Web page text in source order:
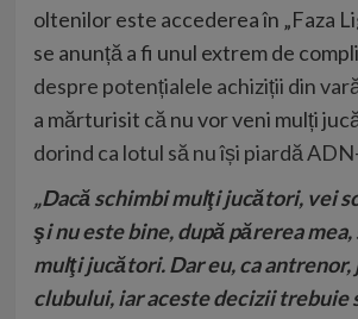
oltenilor este accederea în „Faza
se anunță a fi unul extrem de
despre potențialele achiziții din
a mărturisit că nu vor veni mulți
dorind ca lotul să nu își piardă
„Dacă schimbi mulţi jucători, vei
şi nu este bine, după părerea mea,
mulţi jucători. Dar eu, ca
clubului, iar aceste decizii trebuie